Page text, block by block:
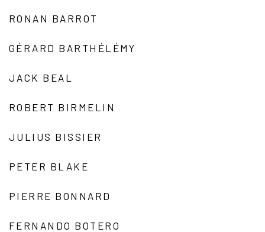
RONAN BARROT
GÉRARD BARTHÉLÉMY
JACK BEAL
ROBERT BIRMELIN
JULIUS BISSIER
PETER BLAKE
PIERRE BONNARD
FERNANDO BOTERO